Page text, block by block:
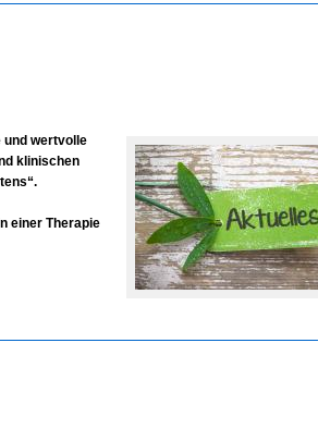
und wertvolle
klinischen
einer Therapie